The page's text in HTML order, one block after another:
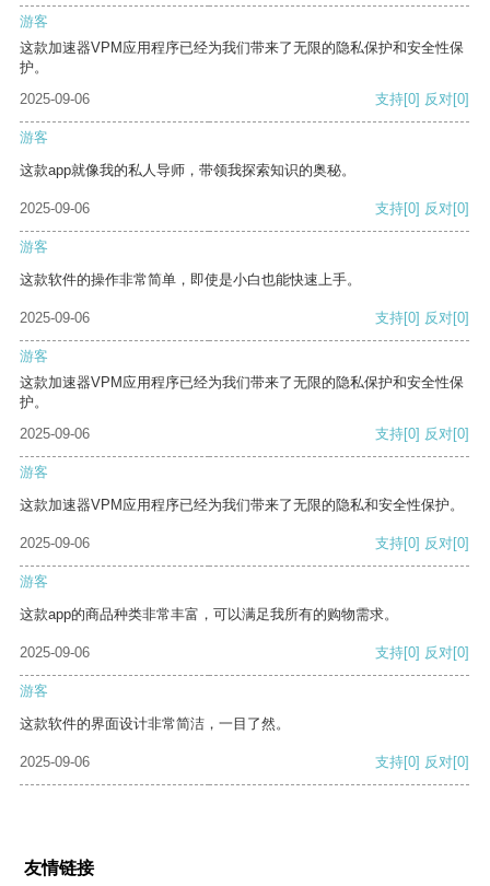
游客
这款加速器VPM应用程序已经为我们带来了无限的隐私保护和安全性保
护。
2025-09-06
支持[0] 反对[0]
游客
这款app就像我的私人导师，带领我探索知识的奥秘。
2025-09-06 支持[0] 反对[0]
游客
这款软件的操作非常简单，即使是小白也能快速上手。
2025-09-06 支持[0] 反对[0]
游客
这款加速器VPM应用程序已经为我们带来了无限的隐私保护和安全性保
护。
2025-09-06
支持[0] 反对[0]
游客
这款加速器VPM应用程序已经为我们带来了无限的隐私和安全性保护。
2025-09-06 支持[0] 反对[0]
游客
这款app的商品种类非常丰富，可以满足我所有的购物需求。
2025-09-06 支持[0] 反对[0]
游客
这款软件的界面设计非常简洁，一目了然。
2025-09-06 支持[0] 反对[0]
友情链接